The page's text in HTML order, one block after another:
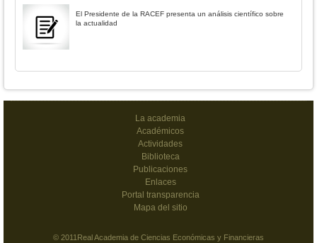
El Presidente de la RACEF presenta un análisis científico sobre
la actualidad
La academia
Académicos
Actividades
Biblioteca
Publicaciones
Enlaces
Portal transparencia
Mapa del sitio
© 2011Real Academia de Ciencias Económicas y Financieras